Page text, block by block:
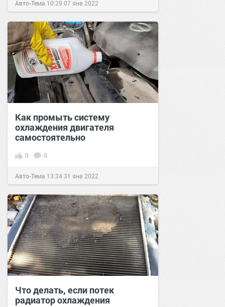
Авто-Тема 10:29 07 янв 2022
Как промыть систему
охлаждения двигателя
самостоятельно
0 0
Авто-Тема 13:34 31 янв 2022
Что делать, если потек
радиатор охлаждения